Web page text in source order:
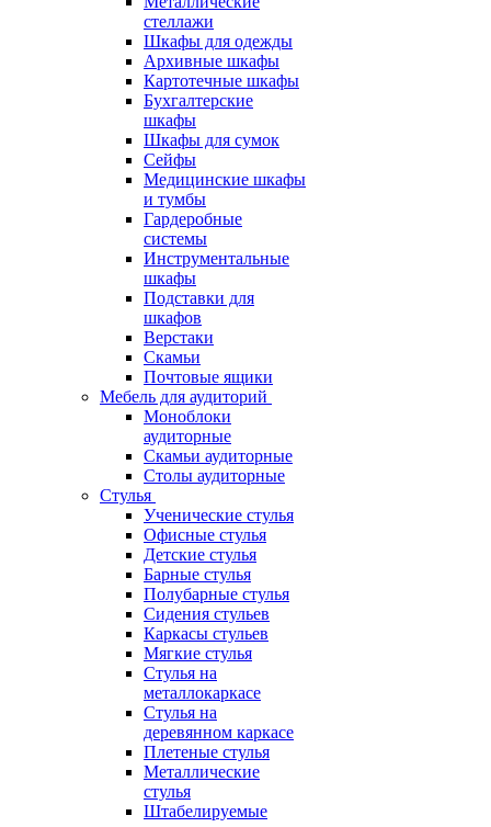
стеллажи
Шкафы для одежды
Архивные шкафы
Картотечные шкафы
Бухгалтерские
шкафы
Шкафы для сумок
Сейфы
Медицинские шкафы
и тумбы
Гардеробные
системы
Инструментальные
шкафы
Подставки для
шкафов
Верстаки
Скамьи
Почтовые ящики
Мебель для аудиторий
Моноблоки
аудиторные
Скамьи аудиторные
Столы аудиторные
Стулья
Ученические стулья
Офисные стулья
Детские стулья
Барные стулья
Полубарные стулья
Сидения стульев
Каркасы стульев
Мягкие стулья
Стулья на
металлокаркасе
Стулья на
деревянном каркасе
Плетеные стулья
Металлические
стулья
Штабелируемые